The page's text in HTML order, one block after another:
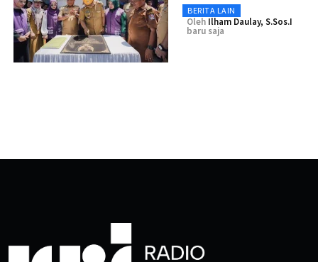
BERITA LAIN
Oleh Ilham Daulay, S.Sos.I
baru saja